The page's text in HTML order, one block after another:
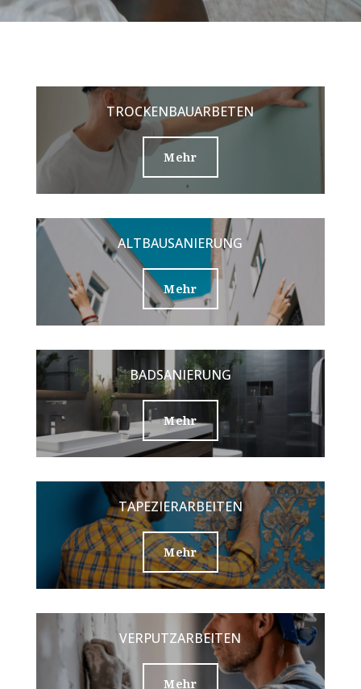
TROCKENBAUARBETEN
Mehr
ALTBAUSANIERUNG
Mehr
BADSANIERUNG
Mehr
TAPEZIERARBEITEN
Mehr
VERPUTZARBEITEN
Mehr